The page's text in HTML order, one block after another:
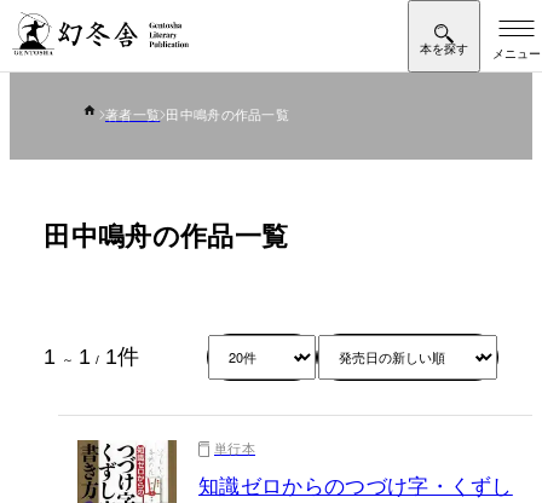
著者一覧 田中鳴舟の作品一覧
田中鳴舟の作品一覧
1 ～ 1 / 1件
単行本
知識ゼロからのつづけ字・くずし